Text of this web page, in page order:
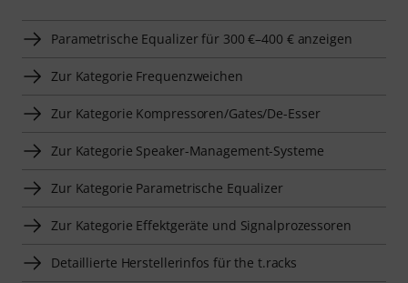
Parametrische Equalizer für 300 €–400 € anzeigen
Zur Kategorie Frequenzweichen
Zur Kategorie Kompressoren/Gates/De-Esser
Zur Kategorie Speaker-Management-Systeme
Zur Kategorie Parametrische Equalizer
Zur Kategorie Effektgeräte und Signalprozessoren
Detaillierte Herstellerinfos für the t.racks